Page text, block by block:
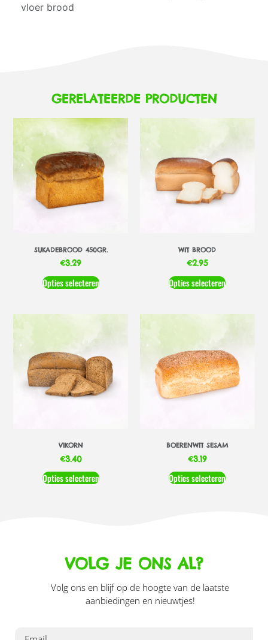
vloer brood
GERELATEERDE PRODUCTEN
SUKADEBROOD 450GR.
€3.29
Opties selecteren
WIT BROOD
€2.95
Opties selecteren
VIKORN
€3.40
Opties selecteren
BOERENWIT SESAM
€3.19
Opties selecteren
VOLG JE ONS AL?
Volg ons en blijf op de hoogte van de laatste
aanbiedingen en nieuwtjes!